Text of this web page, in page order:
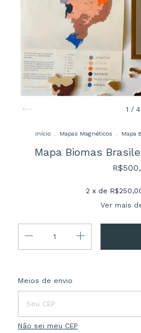
1 / 4
Início Mapas Magnéticos Mapa
Mapa Biomas
2 x de
Ver mais
Entregas para o CEP:
Meios de envio
Não sei meu CEP